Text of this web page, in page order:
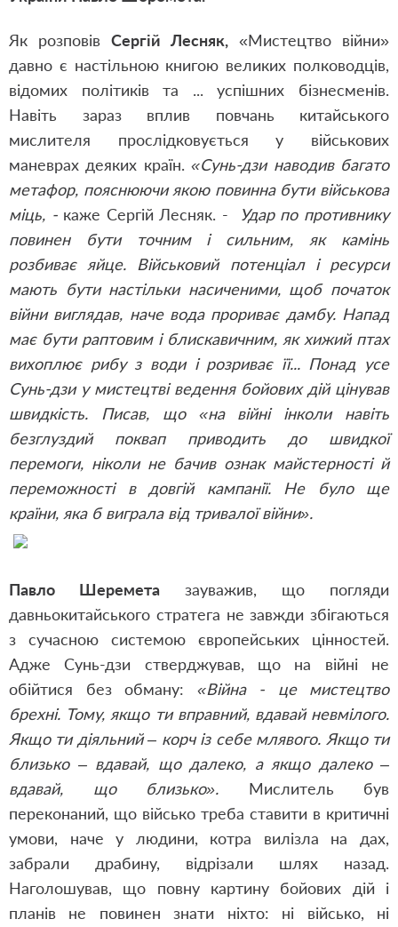
Як розповів Сергій Лесняк, «Мистецтво війни»
давно є настільною книгою великих полководців,
відомих політиків та ... успішних бізнесменів.
Навіть зараз вплив повчань китайського
мислителя прослідковується у військових
маневрах деяких країн.«Сунь-дзи наводив багато
метафор, пояснюючи якою повинна бути військова
міць, - каже Сергій Лесняк. -
Удар по противнику
повинен бути точним і сильним, як камінь
розбиває яйце. Військовий потенціал і ресурси
мають бути настільки насиченими, щоб початок
війни виглядав, наче вода прориває дамбу. Напад
має бути раптовим і блискавичним, як хижий птах
вихоплює рибу з води і розриває її... Понад усе
Сунь-дзи у мистецтві ведення бойових дій цінував
швидкість. Писав, що «на війні інколи навіть
безглуздий пoквап приводить до швидкої
перемоги, ніколи не бачив ознак майстерності й
переможності в довгій кампанії. Не було ще
країни, яка б виграла від тривалої війни».
Павло Шеремета зауважив, що погляди
давньокитайського стратега не завжди збігаються
з сучасною системою європейських цінностей.
Адже Сунь-дзи стверджував, що на війні не
обійтися без обману: «Війна - це мистецтво
брехні. Тому, якщо ти вправний, вдавай невмілого.
Якщо ти діяльний – корч із себе млявого. Якщо ти
близько – вдавай, що далеко, а якщо далеко –
вдавай, що близько». Мислитель був
переконаний, що військо треба ставити в критичні
умови, наче у людини, котра вилізла на дах,
забрали драбину, відрізали шлях назад.
Наголошував, що повну картину бойових дій і
планів не повинен знати ніхто: ні військо, ні